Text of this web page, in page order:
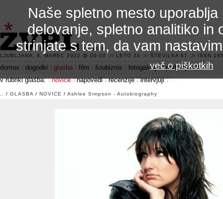
3.2 alfa R
LJUBLJANA, 8. MAREC 2022 @ 00:00 :// LETO 24 :// ŠTEVILKA 67 :// ISSN
domov dogodki glasba film šoubiznis fotogalerije
področje 42
v rubriki glasba:
novice napovedi recenzije intervjuji
/ GLASBA / NOVICE / Ashlee Simpson - Autobiography
Naše spletno mesto
delovanje, spletno analitiko in
strinjate s tem, da vam
več o piškotkih